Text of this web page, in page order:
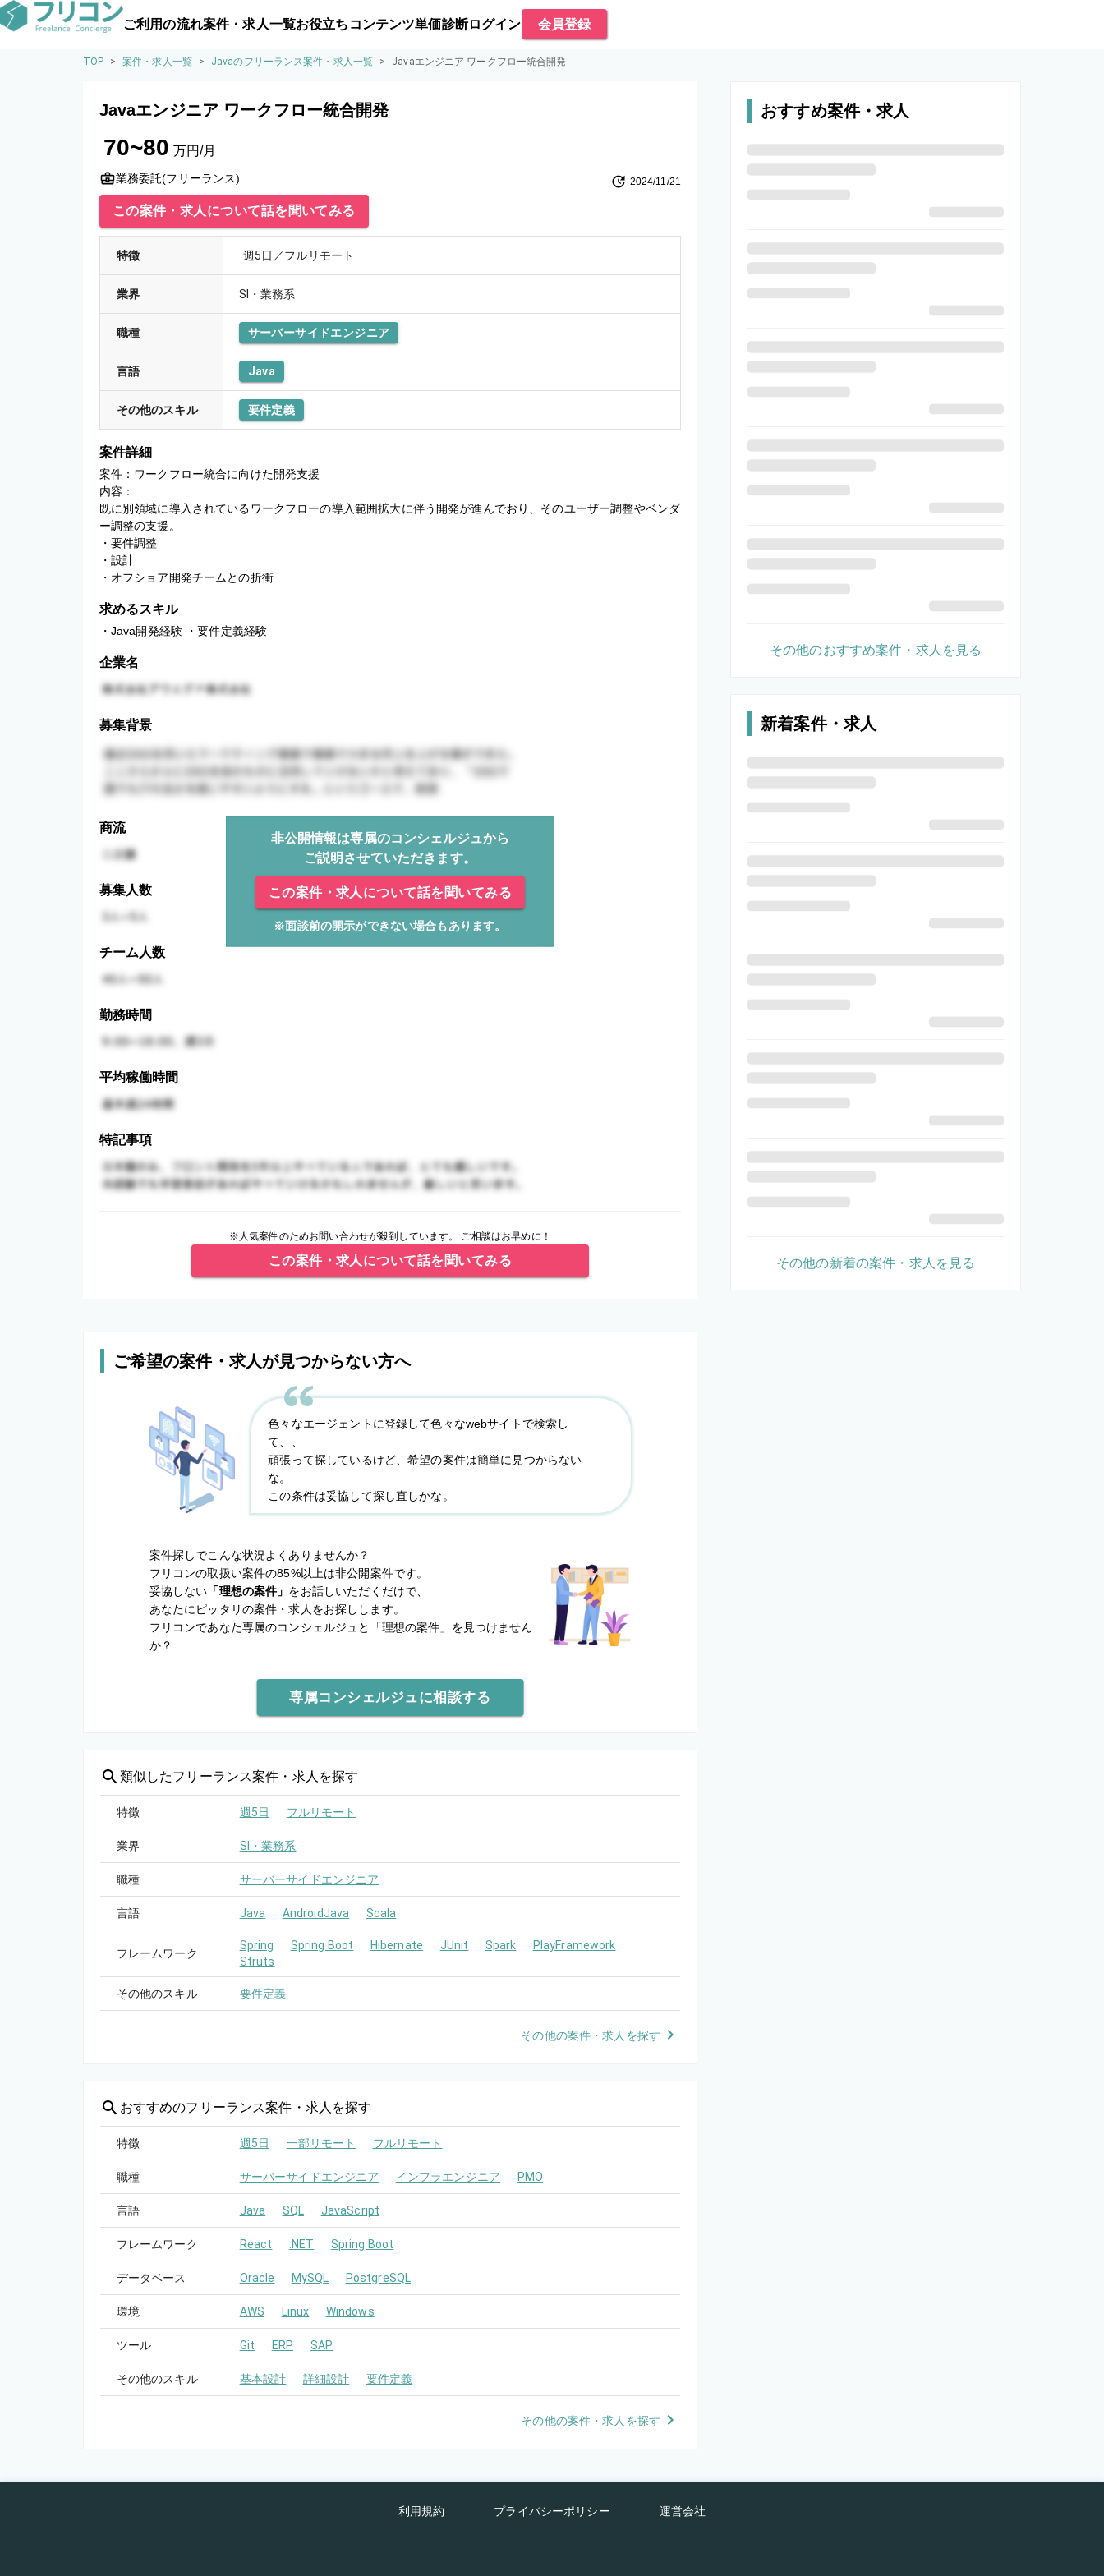
ご利用の流れ案件・求人一覧お役立ちコンテンツ単価診断ログイン 会員登録
TOP > 案件・求人一覧 > Javaのフリーランス案件・求人一覧 > Javaエンジニア ワークフロー統合開発
Javaエンジニア ワークフロー統合開発
70~80 万円/月
業務委託(フリーランス) 2024/11/21
この案件・求人について話を聞いてみる
特徴 週5日／フルリモート
業界 SI・業務系
職種 サーバーサイドエンジニア
言語 Java
その他のスキル 要件定義
案件詳細
案件：ワークフロー統合に向けた開発支援
内容：
既に別領域に導入されているワークフローの導入範囲拡大に伴う開発が進んでおり、そのユーザー調整やベンダ
ー調整の支援。
・要件調整
・設計
・オフショア開発チームとの折衝
求めるスキル
・Java開発経験 ・要件定義経験
企業名
募集背景
商流
非公開情報は専属のコンシェルジュから
ご説明させていただきます。
この案件・求人について話を聞いてみる
※面談前の開示ができない場合もあります。
募集人数
チーム人数
勤務時間
平均稼働時間
特記事項
※人気案件のためお問い合わせが殺到しています。 ご相談はお早めに！
この案件・求人について話を聞いてみる
ご希望の案件・求人が見つからない方へ
色々なエージェントに登録して色々なwebサイトで検索し
て、、
頑張って探しているけど、希望の案件は簡単に見つからない
な。
この条件は妥協して探し直しかな。
案件探しでこんな状況よくありませんか？
フリコンの取扱い案件の85%以上は非公開案件です。
妥協しない 「理想の案件」 をお話しいただくだけで、
あなたにピッタリの案件・求人をお探しします。
フリコンであなた専属のコンシェルジュと
「理想の案件」を見つけません
か？
専属コンシェルジュに相談する
類似したフリーランス案件・求人を探す
特徴 週5日 フルリモート
業界 SI・業務系
職種 サーバーサイドエンジニア
言語 Java AndroidJava Scala
フレームワーク
Spring Spring Boot Hibernate JUnit Spark
PlayFramework
Struts
その他のスキル 要件定義
その他の案件・求人を探す
おすすめのフリーランス案件・求人を探す
特徴 週5日 一部リモート フルリモート
職種 サーバーサイドエンジニア インフラエンジニア PMO
言語 Java SQL JavaScript
フレームワーク React .NET Spring Boot
データベース Oracle MySQL PostgreSQL
環境 AWS Linux Windows
ツール Git ERP SAP
その他のスキル 基本設計 詳細設計 要件定義
その他の案件・求人を探す
おすすめ案件・求人
その他のおすすめ案件・求人を見る
新着案件・求人
その他の新着の案件・求人を見る
利用規約 プライバシーポリシー 運営会社